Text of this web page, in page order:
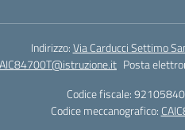
Indirizzo:Via Carducci Settimo
Posta
Codice fiscale:
Codice meccanografico: